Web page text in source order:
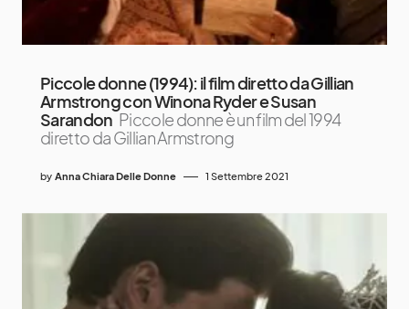
Piccole donne (1994): il film diretto da Gillian
Armstrong con Winona Ryder e Susan
Sarandon Piccole donne è un film del 1994
diretto da Gillian Armstrong
by Anna Chiara Delle Donne 1 Settembre 2021